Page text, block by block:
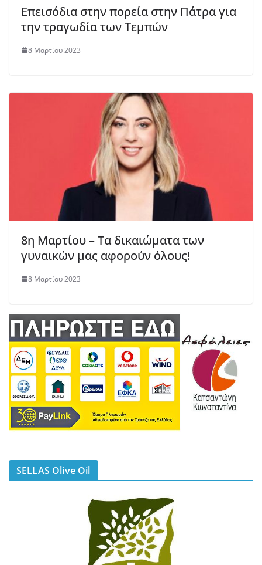
Επεισόδια στην πορεία στην Πάτρα για
την τραγωδία των Τεμπών
8 Μαρτίου 2023
8η Μαρτίου – Τα δικαιώματα των
γυναικών μας αφορούν όλους!
8 Μαρτίου 2023
SELLAS Olive Oil